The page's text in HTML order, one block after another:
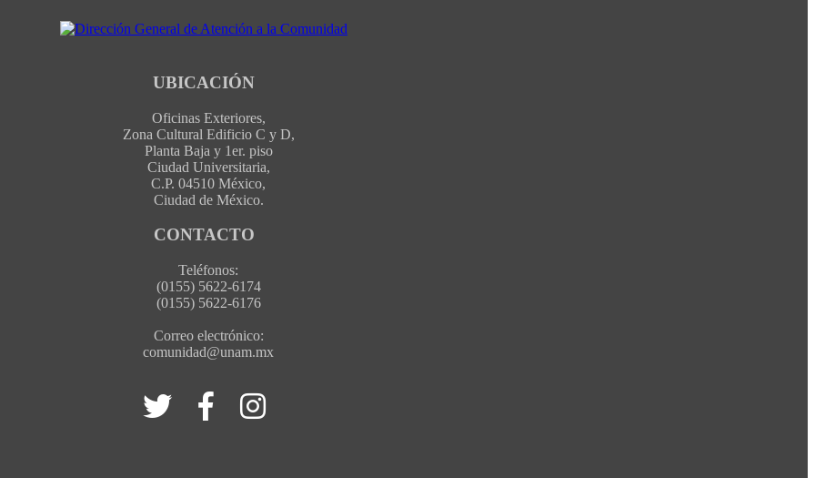
UBICACIÓN
Oficinas Exteriores,
Zona Cultural Edificio C y D,
Planta Baja y 1er. piso
Ciudad Universitaria,
C.P. 04510 México,
Ciudad de México.
CONTACTO
Teléfonos:
(0155) 5622-6174
(0155) 5622-6176
Correo electrónico:
comunidad@unam.mx